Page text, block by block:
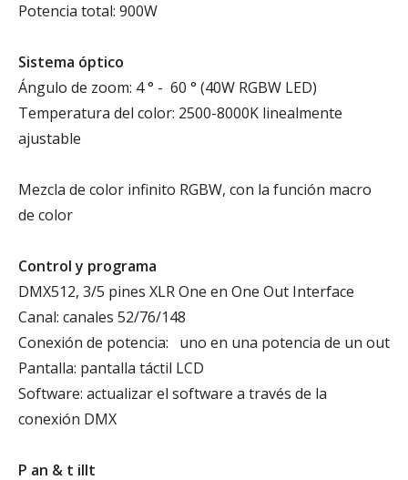
Potencia total: 900W
Sistema óptico
Ángulo de zoom: 4 ° - 60 ° (40W RGBW LED)
Temperatura del color: 2500-8000K linealmente
ajustable
Mezcla de color infinito RGBW, con la función macro
de color
Control y programa
DMX512, 3/5 pines XLR One en One Out Interface
Canal: canales 52/76/148
Conexión de potencia: uno en una potencia de un out
Pantalla: pantalla táctil LCD
Software: actualizar el software a través de la
conexión DMX
P an & t illt